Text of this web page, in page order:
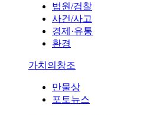
법원/검찰
사건/사고
경제·유통
환경
가치의창조
만물상
포토뉴스